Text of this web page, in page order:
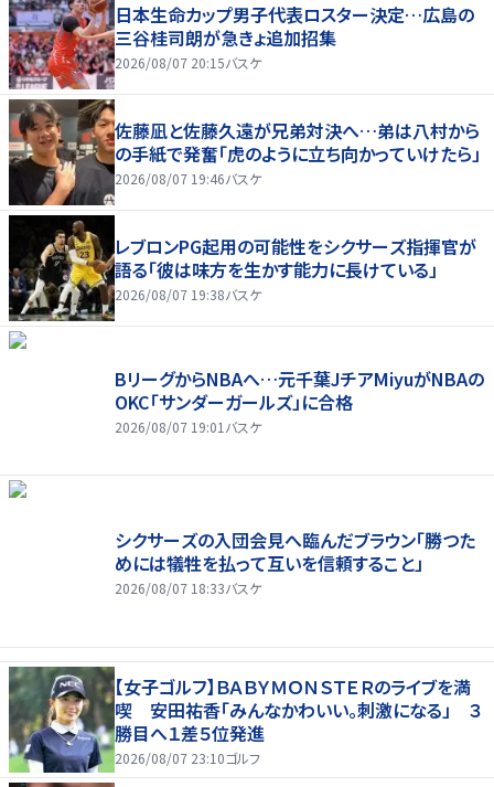
日本生命カップ男子代表ロスター決定…広島の
三谷桂司朗が急きょ追加招集
2026/08/07 20:15バスケ
佐藤凪と佐藤久遠が兄弟対決へ…弟は八村から
の手紙で発奮「虎のように立ち向かっていけたら」
2026/08/07 19:46バスケ
レブロンPG起用の可能性をシクサーズ指揮官が
語る「彼は味方を生かす能力に長けている」
2026/08/07 19:38バスケ
BリーグからNBAへ…元千葉JチアMiyuがNBAの
OKC「サンダーガールズ」に合格
2026/08/07 19:01バスケ
シクサーズの入団会見へ臨んだブラウン「勝つた
めには犠牲を払って互いを信頼すること」
2026/08/07 18:33バスケ
【女子ゴルフ】ＢＡＢＹＭＯＮＳＴＥＲのライブを満
喫 安田祐香「みんなかわいい。刺激になる」 ３
勝目へ１差５位発進
2026/08/07 23:10ゴルフ